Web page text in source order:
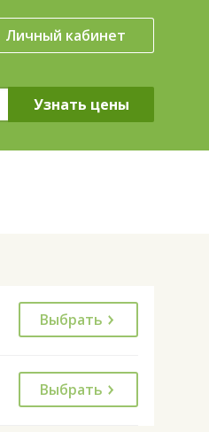
Личный кабинет
Выбрать
Выбрать